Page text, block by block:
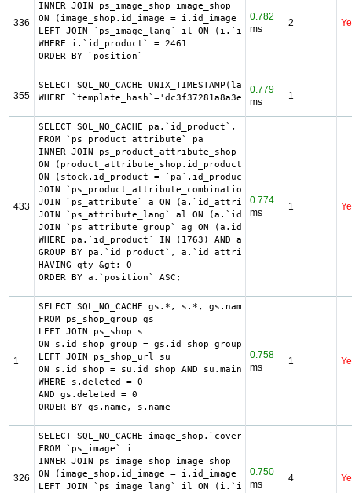
336
INNER JOIN ps_image_shop image_shop
ON (image_shop.id_image = i.id_image AND
LEFT JOIN `ps_image_lang` il ON (i.`id_image` =
WHERE i.`id_product` = 2461
ORDER BY `position`
0.782
ms
2
355
SELECT SQL_NO_CACHE UNIX_TIMESTAMP(last_update) as
WHERE
0.779
ms
1
433
SELECT SQL_NO_CACHE pa.`id_product`, a.`color`,
FROM `ps_product_attribute` pa
INNER JOIN ps_product_attribute_shop
ON (product_attribute_shop.id_product_attribute =
ON (stock.id_product = `pa`.id_product AND
JOIN `ps_product_attribute_combination` pac ON
JOIN `ps_attribute` a ON (a.`id_attribute` =
JOIN `ps_attribute_lang` al ON (a.`id_attribute` =
JOIN `ps_attribute_group` ag ON (a.id_attribute_group =
WHERE pa.`id_product` IN (1763) AND ag.`is_color_group`
GROUP BY pa.`id_product`, a.`id_attribute`, `group_by`
HAVING qty &gt; 0
ORDER BY a.`position` ASC;
0.774
ms
1
1
SELECT SQL_NO_CACHE gs.*, s.*, gs.name AS
FROM ps_shop_group gs
LEFT JOIN ps_shop s
ON s.id_shop_group = gs.id_shop_group
LEFT JOIN ps_shop_url su
ON s.id_shop = su.id_shop AND su.main = 1
WHERE s.deleted = 0
AND gs.deleted = 0
ORDER BY gs.name, s.name
0.758
ms
1
326
SELECT SQL_NO_CACHE image_shop.`cover`,
FROM `ps_image` i
INNER JOIN ps_image_shop image_shop
ON (image_shop.id_image = i.id_image AND
LEFT JOIN `ps_image_lang` il ON (i.`id_image` =
0.750
ms
4